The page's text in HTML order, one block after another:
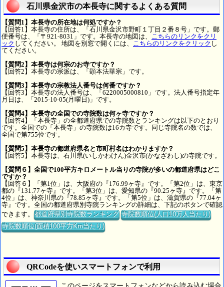
石川県金沢市の本長寺に関するよくある質問
【質問1】本長寺の所在地は何処ですか？
【回答1】本長寺の住所は、「石川県金沢市野町１丁目２番８号」です。郵
便番号は、「〒921-8031」です。本長寺の地図は、 こちらのリンクをクリ
ック してください。 地図を別窓で開くには、 こちらのリンクをクリック し
てください。
【質問2】本長寺は何宗のお寺ですか？
【回答2】本長寺の宗派は、「顕本法華宗」です。
【質問3】本長寺の宗教法人番号は何番ですか？
【回答3】本長寺の法人番号は、「6220005000810」です。法人番号指定年
月日は、「2015-10-05(月曜日)」です。
【質問4】本長寺の全国での寺院数は何ヶ寺ですか？
【回答4】「本長寺」の全都道府県での寺院数とランキングは以下のとおり
です。全国での「本長寺」の寺院数は16カ寺です。同じ寺院名の数では、
全国で第755位です。
【質問5】本長寺の都道府県名と市町村名はわかりますか？
【回答5】本長寺は、石川県(いしかわけん)金沢市(かなざわし)の寺院です。
【質問６】全国で100平方キロメートル当りの寺院が多いの都道府県はどこ
ですか？
【回答６】「第1位」は、大阪府の『176.99ヶ寺』です。「第2位」は、東京
都の『131.77ヶ寺』です。「第3位」は、愛知県の『90.25ヶ寺』です。「第
4位」は、神奈川県の『78.85ヶ寺』です。「第5位」は、滋賀県の『77.04ヶ
寺』です。全国の都道府県別寺院ランキングの詳細は、下記のボタンで確認
できます。都道府県別寺院数ランキング 寺院数順位(人口10万人当たり)
寺院数順位(面積100平方Km当たり)
QRCodeを使いスマートフォンで利用